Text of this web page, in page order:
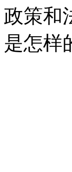
政策和
是怎样